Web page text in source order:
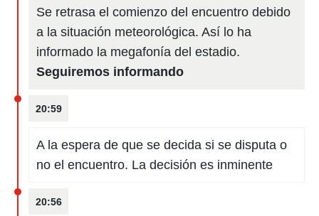
Se retrasa el comienzo del encuentro debido
a la situación meteorológica. Así lo ha
informado la megafonía del estadio.
Seguiremos informando
20:59
A la espera de que se decida si se disputa o
no el encuentro. La decisión es inminente
20:56